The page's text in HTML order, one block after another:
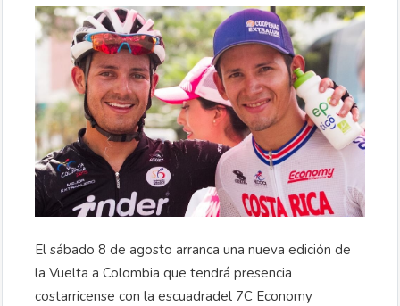
El sábado 8 de agosto arranca una nueva edición de
la Vuelta a Colombia que tendrá presencia
costarricense con la escuadradel 7C Economy